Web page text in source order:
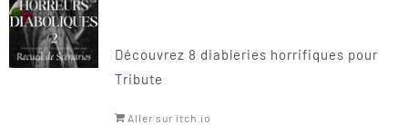
Découvrez 8 diableries horrifiques pour
Tribute
Aller sur itch.io